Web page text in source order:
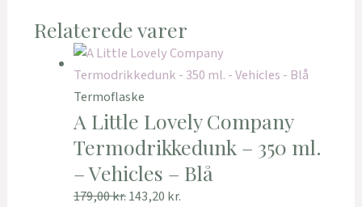
Relaterede varer
Termoflaske
A Little Lovely Company
Termodrikkedunk – 350 ml.
– Vehicles – Blå
179,00kr.143,20 kr.